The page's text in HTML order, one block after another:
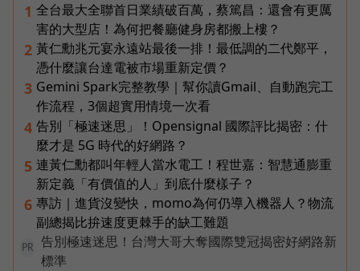
1 全台最大全聯首日業績破百萬，蔡篤昌：還會有更厲
害的大型店！為何把餐廳健身房都搬上樓？
2 黃仁勳兆元宴永遠站最後一排！最低調的二代鄭平，
憑什麼讓台達電被市場重新定價？
3 Gemini Spark完整教學｜幫你讀Gmail、自動跑完工
作流程，3個超實用情境一次看
4 告別「極速迷思」！Opensignal 國際評比揭密：什
麼才是 5G 時代的好網路？
5 連黃仁勳都叫年輕人當水電工！程世嘉：智慧通膨重
新定義「有價值的人」到底什麼樣子？
6 專訪｜進貨沒變快，momo為何仍導入機器人？物流
副總揭比拚速度更棘手的缺工難題
PR
告別極速迷思！台灣大哥大奪國際雙冠揭密好網路新
標準